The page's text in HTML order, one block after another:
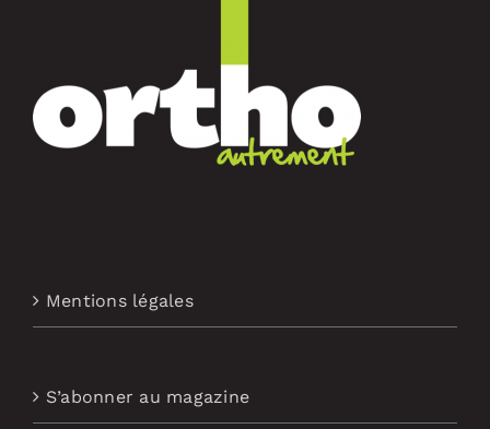
Mentions légales
S’abonner au magazine